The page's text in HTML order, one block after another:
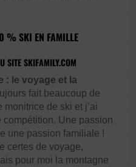
% SKI EN FAMILLE
SITE SKIFAMILY.COM
: le voyage et la
fait beaucoup de
monitrice de ski et j’ai
compétition. Une passion
une passion familiale !
certes de voyage,
pour moi la montagne